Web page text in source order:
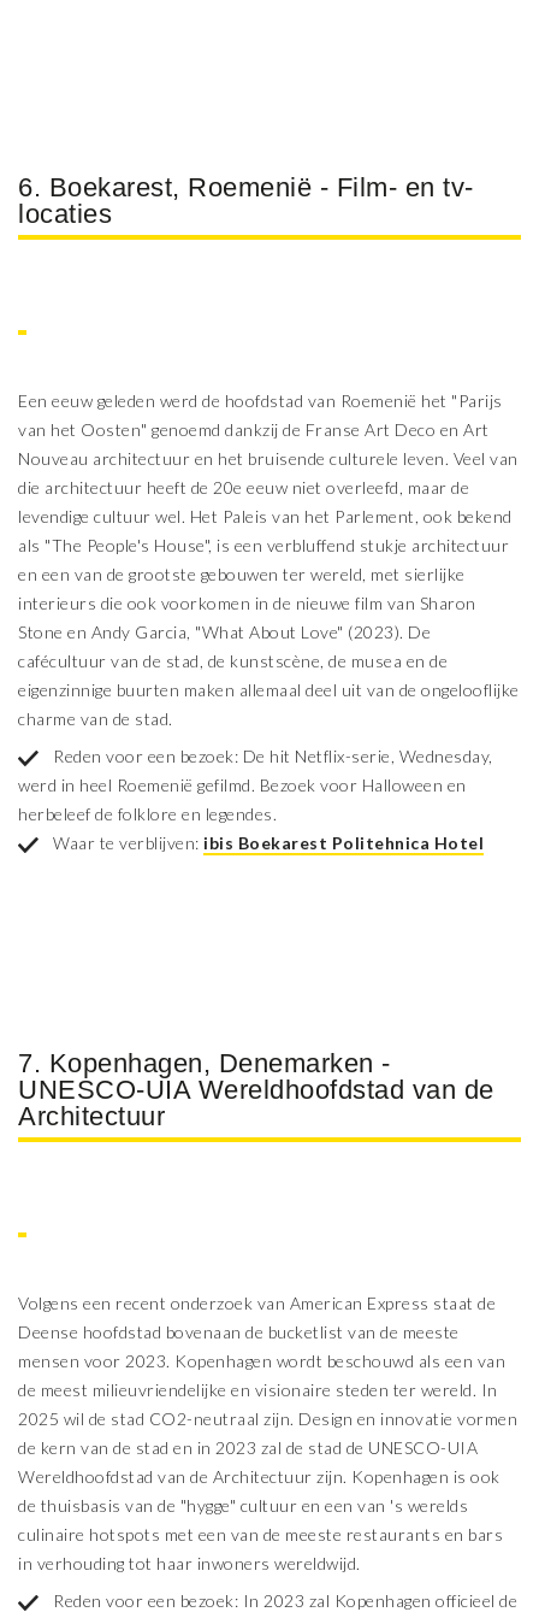
6. Boekarest, Roemenië - Film- en tv-
locaties
Een eeuw geleden werd de hoofdstad van Roemenië het "Parijs
van het Oosten" genoemd dankzij de Franse Art Deco en Art
Nouveau architectuur en het bruisende culturele leven. Veel van
die architectuur heeft de 20e eeuw niet overleefd, maar de
levendige cultuur wel. Het Paleis van het Parlement, ook bekend
als "The People's House", is een verbluffend stukje architectuur
en een van de grootste gebouwen ter wereld, met sierlijke
interieurs die ook voorkomen in de nieuwe film van Sharon
Stone en Andy Garcia, "What About Love" (2023). De
cafécultuur van de stad, de kunstscène, de musea en de
eigenzinnige buurten maken allemaal deel uit van de ongelooflijke
charme van de stad.
Reden voor een bezoek: De hit Netflix-serie, Wednesday,
werd in heel Roemenië gefilmd. Bezoek voor Halloween en
herbeleef de folklore en legendes.
Waar te verblijven: ibis Boekarest Politehnica Hotel
7. Kopenhagen, Denemarken -
UNESCO-UIA Wereldhoofdstad van de
Architectuur
Volgens een recent onderzoek van American Express staat de
Deense hoofdstad bovenaan de bucketlist van de meeste
mensen voor 2023. Kopenhagen wordt beschouwd als een van
de meest milieuvriendelijke en visionaire steden ter wereld. In
2025 wil de stad CO2-neutraal zijn. Design en innovatie vormen
de kern van de stad en in 2023 zal de stad de UNESCO-UIA
Wereldhoofdstad van de Architectuur zijn. Kopenhagen is ook
de thuisbasis van de "hygge" cultuur en een van 's werelds
culinaire hotspots met een van de meeste restaurants en bars
in verhouding tot haar inwoners wereldwijd.
Reden voor een bezoek: In 2023 zal Kopenhagen officieel de